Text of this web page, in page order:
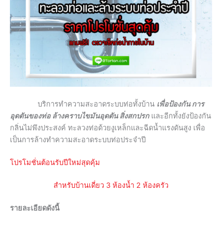
บริการทำความสะอาดระบบท่อทั้งบ้าน เพื่อป้องกัน การ
อุดตันของท่อ ล้างคราบไขมันอุดตัน สิ่งสกปรก และอีกทั้งยังป้องกัน
กลิ่นไม่พึงประสงค์ ทะลวงท่อด้วยงูเหล็กและฉีดน้ำแรงดันสูง เพื่อ
เป็นการล้างทำความสะอาดระบบท่อประจำปี
โปรโมชั่นต้อนรับปีใหม่สุดคุ้ม
สำหรับบ้านเดี่ยว 3 ห้องน้ำ 2 ห้องครัว
รายละเอียดดังนี้